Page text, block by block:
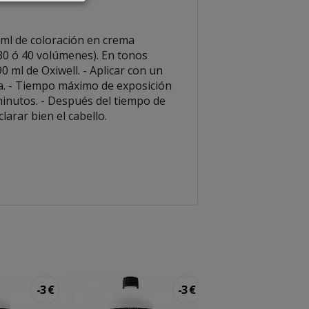
de coloración en crema
ó 40 volúmenes). En tonos
ml de Oxiwell. - Aplicar con un
- Tiempo máximo de exposición
- Después del tiempo de
bien el cabello.
-3 € -3 €